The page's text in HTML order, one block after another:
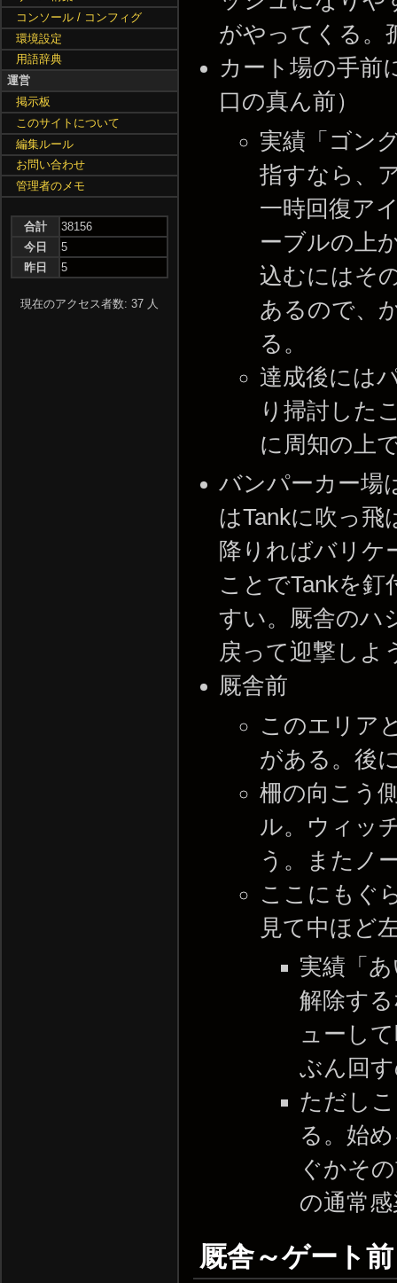
がやってくる。
カート場の手前
口の真ん前）
実績「ゴン
指すなら、
一時回復ア
ーブルの上
込むにはそ
あるので、
る。
達成後には
り掃討した
に周知の上
バンパーカー場
はTankに吹っ
降りればバリケ
ことでTankを
すい。厩舎のハ
戻って迎撃しよ
厩舎前
このエリア
がある。後
柵の向こう
ル。ウィッ
う。またノ
ここにもぐ
見て中ほど
実績「
解除す
ューし
ぶん回
ただし
る。始
ぐかそ
の通常
厩舎～ゲート
コンソール / コンフィグ
環境設定
用語辞典
運営
掲示板
このサイトについて
編集ルール
お問い合わせ
管理者のメモ
合計
38156
今日
5
昨日
5
現在のアクセス者数: 37 人